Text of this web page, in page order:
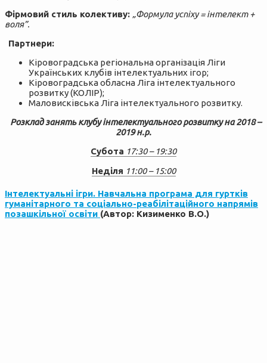
Фірмовий стиль колективу: „Формула успіху = інтелект +
воля”.
Партнери:
Кіровоградська регіональна організація Ліги
Українських клубів інтелектуальних ігор;
Кіровоградська обласна Ліга інтелектуального
розвитку (КОЛІР);
Маловисківська Ліга інтелектуального розвитку.
Розклад занять клубу інтелектуального розвитку на 2018 –
2019 н.р.
Субота 17:30 – 19:30
Неділя 11:00 – 15:00
Інтелектуальні ігри. Навчальна програма для гуртків
гуманітарного та соціально-реабілітаційного напрямів
позашкільної освіти (Автор: Кизименко В.О.)